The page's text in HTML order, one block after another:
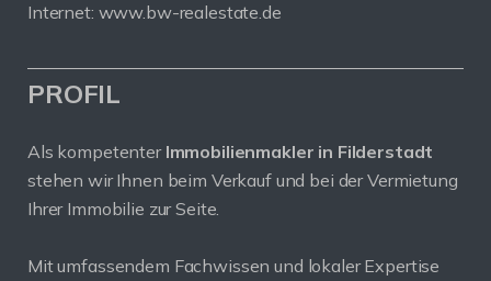
Internet: www.bw-realestate.de
PROFIL
Als kompetenter Immobilienmakler in Filderstadt
stehen wir Ihnen beim Verkauf und bei der Vermietung
Ihrer Immobilie zur Seite.
Mit umfassendem Fachwissen und lokaler Expertise